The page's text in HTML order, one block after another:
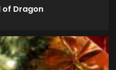
of Dragon